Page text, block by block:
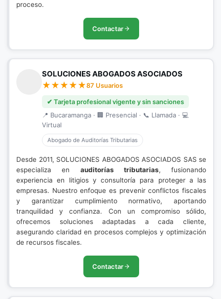
proceso.
Contactar
SOLUCIONES ABOGADOS ASOCIADOS
87 Usuarios
✔ Tarjeta profesional vigente y sin sanciones
📍 Bucaramanga · 🏢 Presencial · 📞 Llamada · 💻
Virtual
Abogado de Auditorías Tributarias
Desde 2011, SOLUCIONES ABOGADOS ASOCIADOS SAS se
especializa en auditorías tributarias, fusionando
experiencia en litigios y consultoría para proteger a las
empresas. Nuestro enfoque es prevenir conflictos fiscales
y garantizar cumplimiento normativo, aportando
tranquilidad y confianza. Con un compromiso sólido,
ofrecemos soluciones adaptadas a cada cliente,
asegurando claridad en procesos complejos y optimización
de recursos fiscales.
Contactar